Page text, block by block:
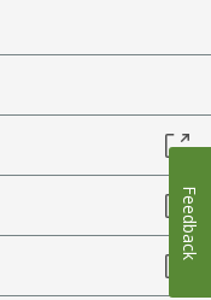
Feedback